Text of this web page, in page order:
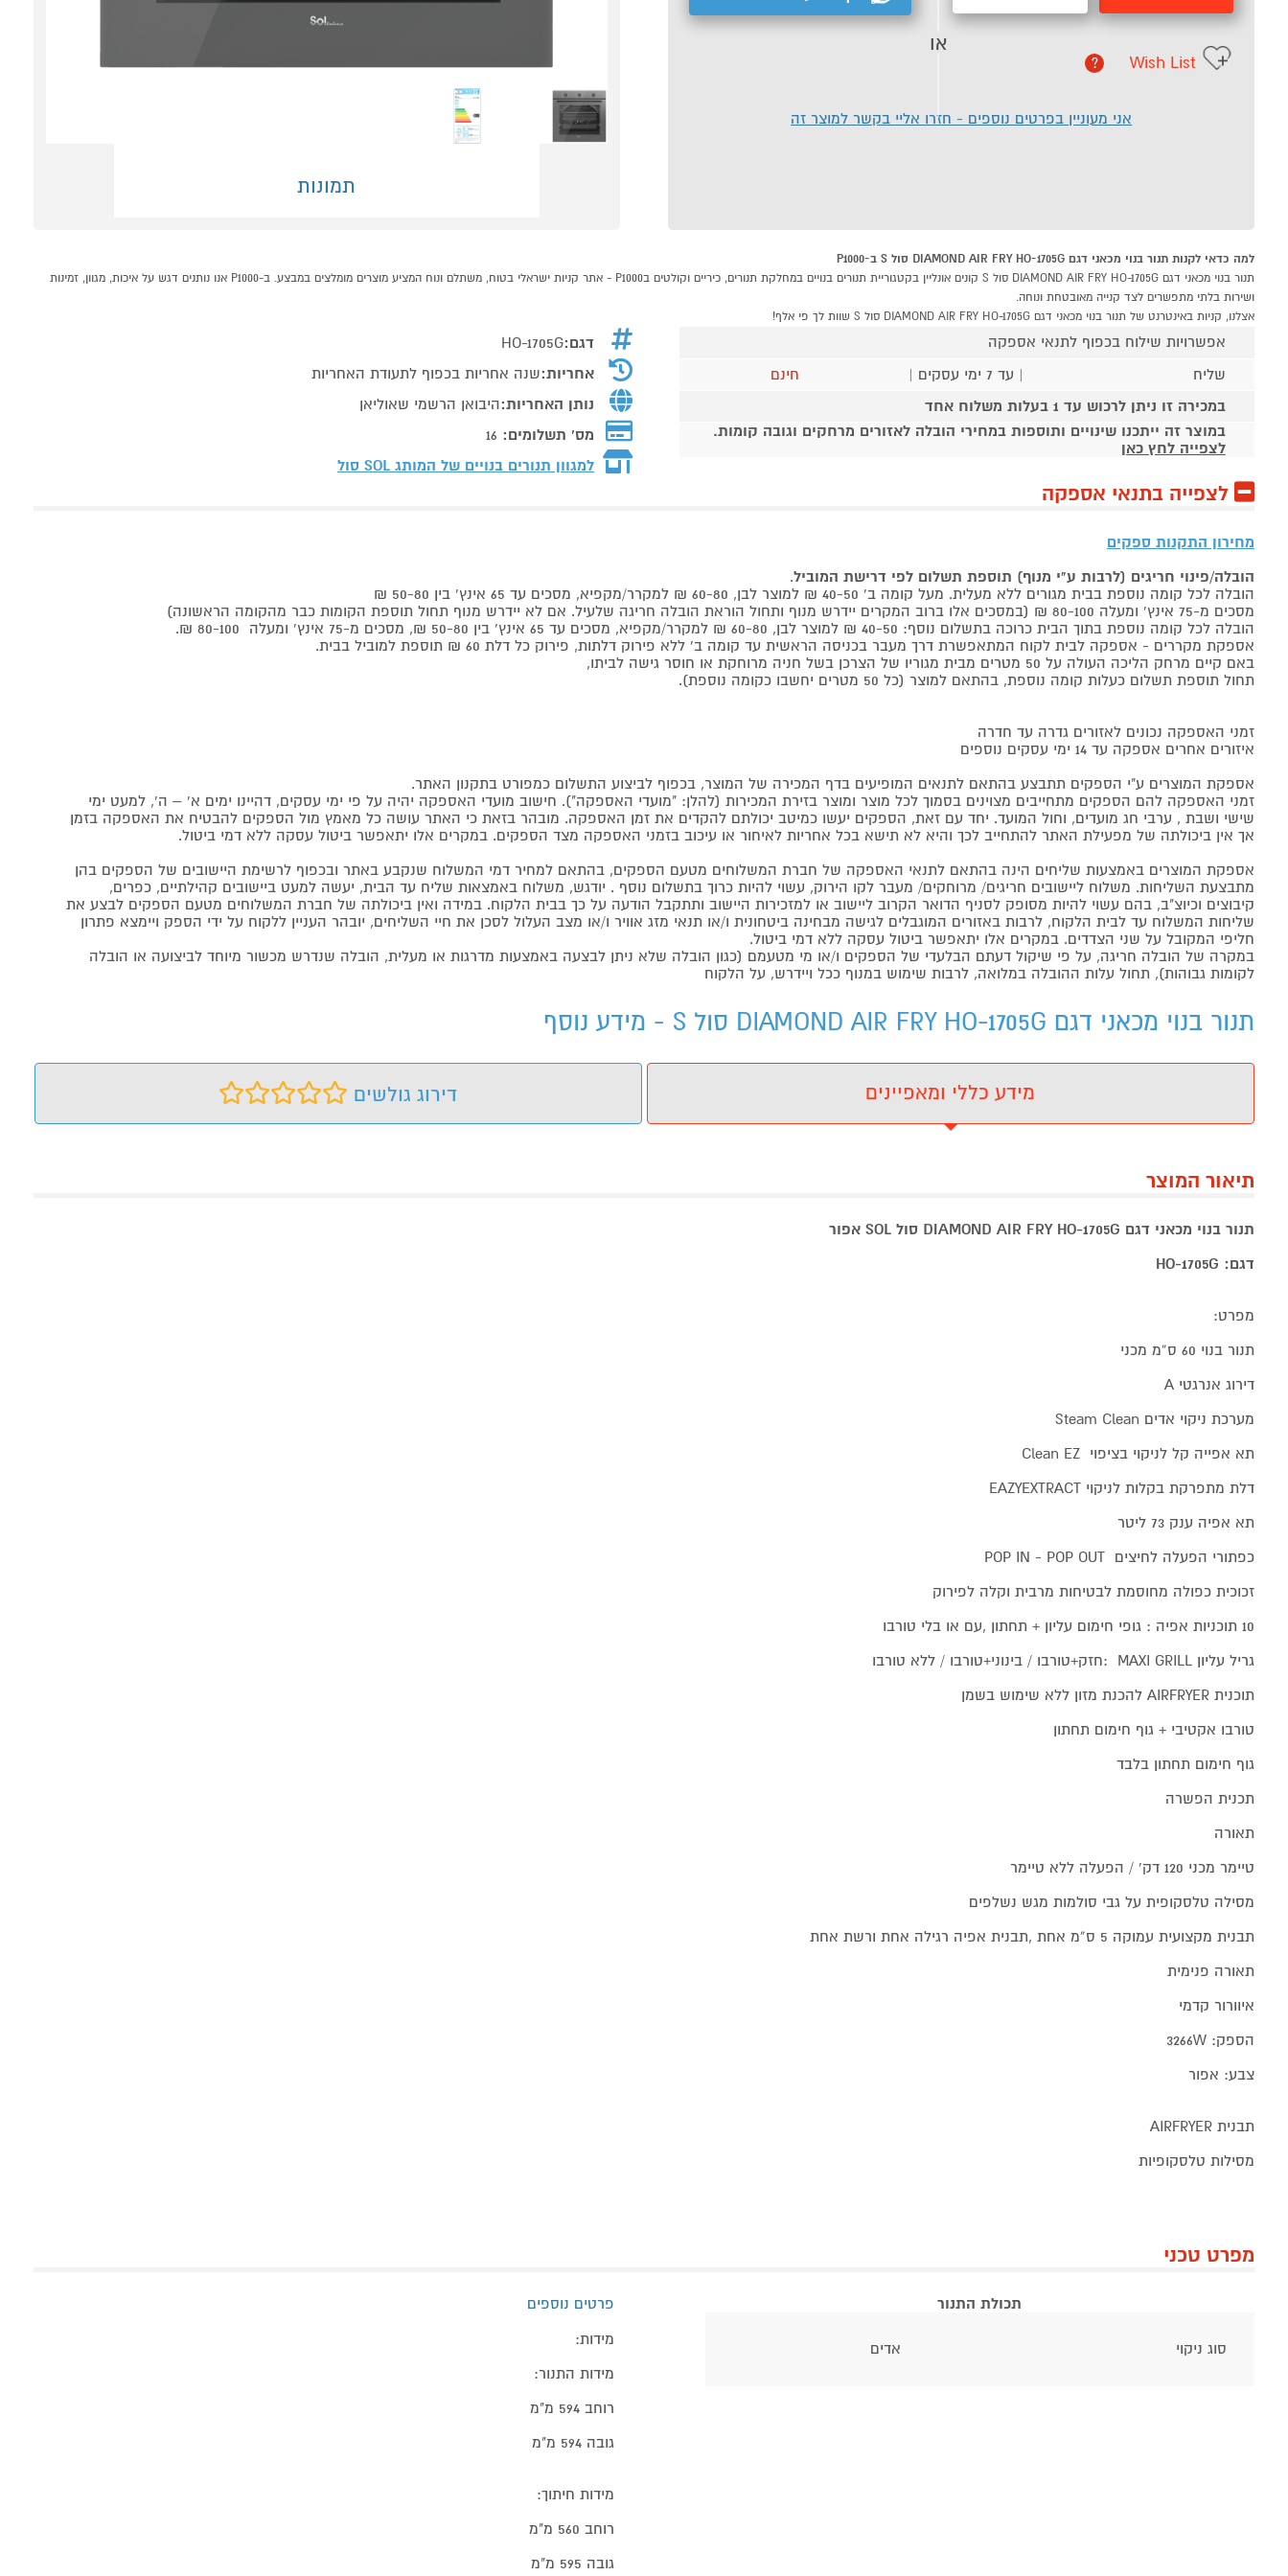
תמונות
או
Wish List
?
אני מעוניין בפרטים נוספים - חזרו אליי בקשר למוצר זה
למה כדאי לקנות תנור בנוי מכאני דגם DIAMOND AIR FRY HO-1705G סול S ב-P1000
תנור בנוי מכאני דגם DIAMOND AIR FRY HO-1705G סול S קונים אונליין בקטגוריית תנורים בנויים במחלקת תנורים, כיריים וקולטים בP1000 - אתר קניות ישראלי בטוח, משתלם ונוח המציע מוצרים מומלצים במבצע. ב-P1000 אנו נותנים דגש על איכות, מגוון, זמינות
ושירות בלתי מתפשרים לצד קנייה מאובטחת ונוחה.
אצלנו, קניות באינטרנט של תנור בנוי מכאני דגם DIAMOND AIR FRY HO-1705G סול S שוות לך פי אלף!
אפשרויות שילוח בכפוף לתנאי אספקה
שליח
| עד 7 ימי עסקים |
חינם
במכירה זו ניתן לרכוש עד 1 בעלות משלוח אחד
במוצר זה ייתכנו שינויים ותוספות במחירי הובלה לאזורים מרחקים וגובה קומות.
לצפייה לחץ כאן
דגם:HO-1705G
אחריות:שנה אחריות בכפוף לתעודת האחריות
נותן האחריות:היבואן הרשמי שאוליאן
מס' תשלומים: 16
למגוון תנורים בנויים של המותג SOL סול
לצפייה בתנאי אספקה
מחירון התקנות ספקים
הובלה/פינוי חריגים (לרבות ע"י מנוף) תוספת תשלום לפי דרישת המוביל.
הובלה לכל קומה נוספת בבית מגורים ללא מעלית. מעל קומה ב' 40-50 ₪ למוצר לבן, 60-80 ₪ למקרר/מקפיא, מסכים עד 65 אינץ' בין 50-80 ₪
מסכים מ-75 אינץ' ומעלה 80-100 ₪ (במסכים אלו ברוב המקרים יידרש מנוף ותחול הוראת הובלה חריגה שלעיל. אם לא יידרש מנוף תחול תוספת הקומות כבר מהקומה הראשונה)
הובלה לכל קומה נוספת בתוך הבית כרוכה בתשלום נוסף: 40-50 ₪ למוצר לבן, 60-80 ₪ למקרר/מקפיא, מסכים עד 65 אינץ' בין 50-80 ₪, מסכים מ-75 אינץ' ומעלה 80-100 ₪.
אספקת מקררים - אספקה לבית לקוח המתאפשרת דרך מעבר בכניסה הראשית עד קומה ב' ללא פירוק דלתות, פירוק כל דלת 60 ₪ תוספת למוביל בבית.
באם קיים מרחק הליכה העולה על 50 מטרים מבית מגוריו של הצרכן בשל חניה מרוחקת או חוסר גישה לביתו,
תחול תוספת תשלום כעלות קומה נוספת, בהתאם למוצר (כל 50 מטרים יחשבו כקומה נוספת).
זמני האספקה נכונים לאזורים גדרה עד חדרה
איזורים אחרים אספקה עד 14 ימי עסקים נוספים
אספקת המוצרים ע"י הספקים תתבצע בהתאם לתנאים המופיעים בדף המכירה של המוצר, בכפוף לביצוע התשלום כמפורט בתקנון האתר.
זמני האספקה להם הספקים מתחייבים מצוינים בסמוך לכל מוצר ומוצר בזירת המכירות (להלן: "מועדי האספקה"). חישוב מועדי האספקה יהיה על פי ימי עסקים, דהיינו ימים א' – ה', למעט ימי
שישי ושבת , ערבי חג מועדים, וחול המועד. יחד עם זאת, הספקים יעשו כמיטב יכולתם להקדים את זמן האספקה. מובהר בזאת כי האתר עושה כל מאמץ מול הספקים להבטיח את האספקה בזמן
אך אין ביכולתה של מפעילת האתר להתחייב לכך והיא לא תישא בכל אחריות לאיחור או עיכוב בזמני האספקה מצד הספקים. במקרים אלו יתאפשר ביטול עסקה ללא דמי ביטול.
אספקת המוצרים באמצעות שליחים הינה בהתאם לתנאי האספקה של חברת המשלוחים מטעם הספקים, בהתאם למחיר דמי המשלוח שנקבע באתר ובכפוף לרשימת היישובים של הספקים בהן
מתבצעת השליחות. משלוח ליישובים חריגים/ מרוחקים/ מעבר לקו הירוק, עשוי להיות כרוך בתשלום נוסף . יודגש, משלוח באמצאות שליח עד הבית, יעשה למעט ביישובים קהילתיים, כפרים,
קיבוצים וכיוצ"ב, בהם עשוי להיות מסופק לסניף הדואר הקרוב ליישוב או למזכירות היישוב ותתקבל הודעה על כך בבית הלקוח. במידה ואין ביכולתה של חברת המשלוחים מטעם הספקים לבצע את
שליחות המשלוח עד לבית הלקוח, לרבות באזורים המוגבלים לגישה מבחינה ביטחונית ו/או תנאי מזג אוויר ו/או מצב העלול לסכן את חיי השליחים, יובהר העניין ללקוח על ידי הספק ויימצא פתרון
חליפי המקובל על שני הצדדים. במקרים אלו יתאפשר ביטול עסקה ללא דמי ביטול.
במקרה של הובלה חריגה, על פי שיקול דעתם הבלעדי של הספקים ו/או מי מטעמם (כגון הובלה שלא ניתן לבצעה באמצעות מדרגות או מעלית, הובלה שנדרש מכשור מיוחד לביצועה או הובלה
לקומות גבוהות), תחול עלות ההובלה במלואה, לרבות שימוש במנוף ככל ויידרש, על הלקוח
תנור בנוי מכאני דגם DIAMOND AIR FRY HO-1705G סול S - מידע נוסף
מידע כללי ומאפיינים דירוג גולשים
תיאור המוצר
תנור בנוי מכאני דגם DIAMOND AIR FRY HO-1705G סול SOL אפור
דגם: HO-1705G
מפרט:
תנור בנוי 60 ס”מ מכני
דירוג אנרגטי A
מערכת ניקוי אדים Steam Clean
תא אפייה קל לניקוי בציפוי Clean EZ
דלת מתפרקת בקלות לניקוי EAZYEXTRACT
תא אפיה ענק 73 ליטר
כפתורי הפעלה לחיצים POP IN - POP OUT
זכוכית כפולה מחוסמת לבטיחות מרבית וקלה לפירוק
10 תוכניות אפיה : גופי חימום עליון + תחתון ,עם או בלי טורבו
גריל עליון MAXI GRILL :חזק+טורבו / בינוני+טורבו / ללא טורבו
תוכנית AIRFRYER להכנת מזון ללא שימוש בשמן
טורבו אקטיבי + גוף חימום תחתון
גוף חימום תחתון בלבד
תכנית הפשרה
תאורה
טיימר מכני 120 דק' / הפעלה ללא טיימר
מסילה טלסקופית על גבי סולמות מגש נשלפים
תבנית מקצועית עמוקה 5 ס”מ אחת ,תבנית אפיה רגילה אחת ורשת אחת
תאורה פנימית
איוורור קדמי
הספק: 3266W
צבע: אפור
תבנית AIRFRYER
מסילות טלסקופיות
מפרט טכני
תכולת התנור
סוג ניקוי אדים
פרטים נוספים
מידות:
מידות התנור:
רוחב 594 מ"מ
גובה 594 מ"מ
מידות חיתוך:
רוחב 560 מ"מ
גובה 595 מ"מ